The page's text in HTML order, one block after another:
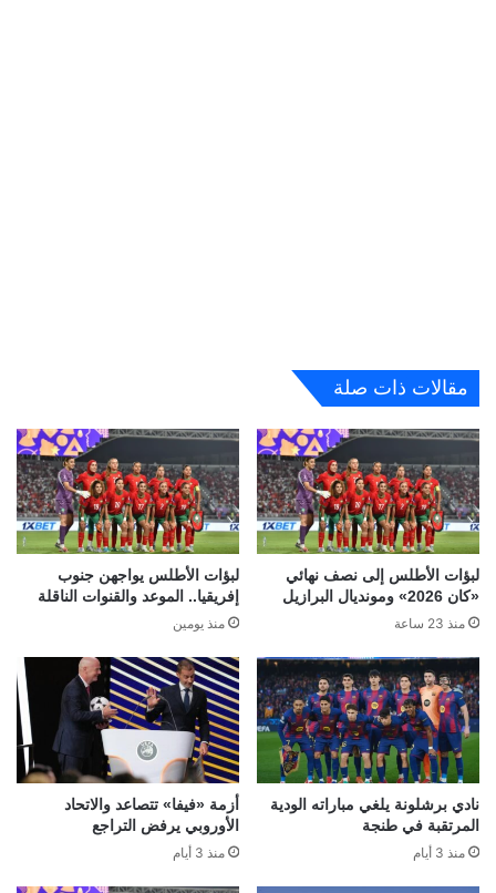
مقالات ذات صلة
لبؤات الأطلس إلى نصف نهائي
«كان 2026» ومونديال البرازيل
منذ 23 ساعة
لبؤات الأطلس يواجهن جنوب
إفريقيا.. الموعد والقنوات الناقلة
منذ يومين
نادي برشلونة يلغي مباراته الودية
المرتقبة في طنجة
منذ 3 أيام
أزمة «فيفا» تتصاعد والاتحاد
الأوروبي يرفض التراجع
منذ 3 أيام